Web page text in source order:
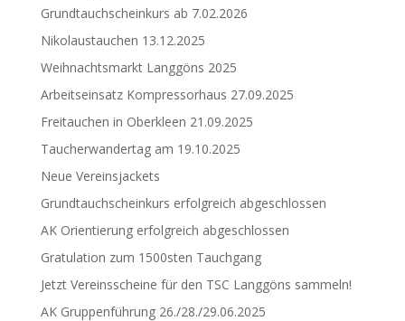
Grundtauchscheinkurs ab 7.02.2026
Nikolaustauchen 13.12.2025
Weihnachtsmarkt Langgöns 2025
Arbeitseinsatz Kompressorhaus 27.09.2025
Freitauchen in Oberkleen 21.09.2025
Taucherwandertag am 19.10.2025
Neue Vereinsjackets
Grundtauchscheinkurs erfolgreich abgeschlossen
AK Orientierung erfolgreich abgeschlossen
Gratulation zum 1500sten Tauchgang
Jetzt Vereinsscheine für den TSC Langgöns sammeln!
AK Gruppenführung 26./28./29.06.2025